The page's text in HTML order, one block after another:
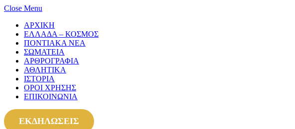
Close Menu
ΑΡΧΙΚΗ
ΕΛΛΑΔΑ – ΚΟΣΜΟΣ
ΠΟΝΤΙΑΚΑ ΝΕΑ
ΣΩΜΑΤΕΙΑ
ΑΡΘΡΟΓΡΑΦΙΑ
ΑΘΛΗΤΙΚΑ
ΙΣΤΟΡΙΑ
ΟΡΟΙ ΧΡΗΣΗΣ
ΕΠΙΚΟΙΝΩΝΙΑ
ΕΚΔΗΛΩΣΕΙΣ